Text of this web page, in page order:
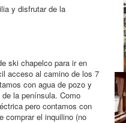
y disfrutar de la
ski chapelco para ir en
acceso al camino de los 7
con agua de pozo y
la península. Como
pero contamos con
comprar el inquilino (no